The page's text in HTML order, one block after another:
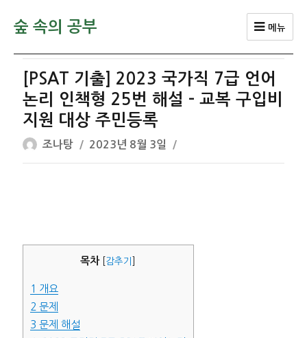
숲 속의 공부 메뉴
[PSAT 기출] 2023 국가직 7급 언어
논리 인책형 25번 해설 – 교복 구입비
지원 대상 주민등록
글
쓴
조나탕
작
성
2023년 8월 3일
목차 감추기
1 개요
2 문제
3 문제 해설